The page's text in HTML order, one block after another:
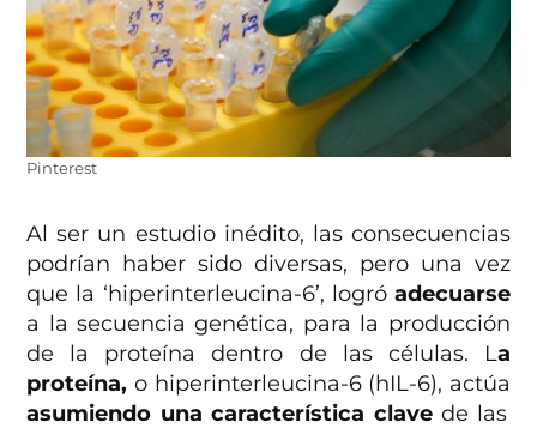
Pinterest
Al ser un estudio inédito, las consecuencias
podrían haber sido diversas, pero una vez
que la ‘hiperinterleucina-6’, logró adecuarse
a la secuencia genética, para la producción
de la proteína dentro de las células. La
proteína, o hiperinterleucina-6 (hIL-6), actúa
asumiendo una característica clavede las